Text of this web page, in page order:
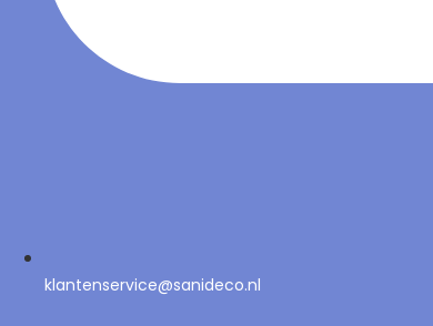
klantenservice@sanideco.nl